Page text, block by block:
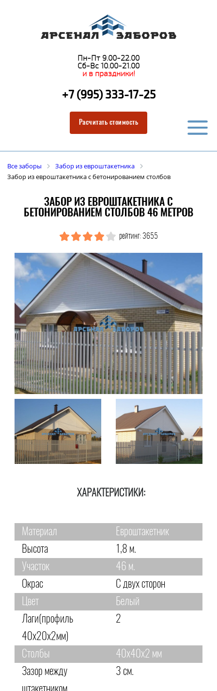
Пн-Пт 9.00-22.00
Сб-Вс 10.00-21.00
и в праздники!
+7 (995) 333-17-25
Расчитать стоимость
Все заборы
Забор из евроштакетника
Забор из евроштакетника с бетонированием столбов
ЗАБОР ИЗ ЕВРОШТАКЕТНИКА С
БЕТОНИРОВАНИЕМ СТОЛБОВ 46 МЕТРОВ
рейтинг: 3655
ХАРАКТЕРИСТИКИ:
Материал
Евроштакетник
Высота
1,8 м.
Участок
46 м.
Окрас
С двух сторон
Цвет
Белый
Лаги(профиль
40х20х2мм)
2
Столбы
40х40х2 мм
Зазор между
3 см.